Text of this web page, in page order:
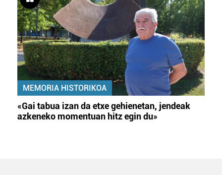
MEMORIA HISTORIKOA
«Gai tabua izan da etxe gehienetan, jendeak
azkeneko momentuan hitz egin du»